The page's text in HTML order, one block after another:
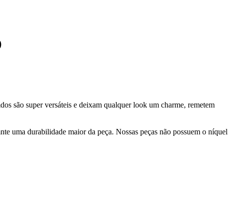
são super versáteis e deixam qualquer look um charme, remetem
uma durabilidade maior da peça. Nossas peças não possuem o níquel